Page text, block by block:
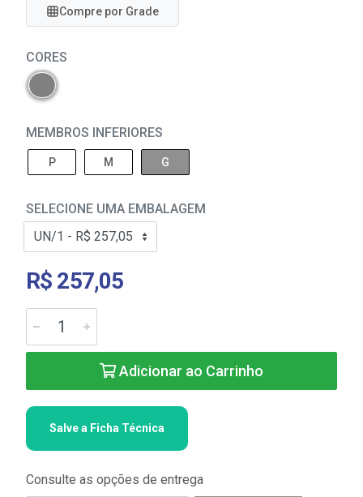
Compre por Grade
CORES
MEMBROS INFERIORES
P M G
SELECIONE UMA EMBALAGEM
R$ 257,05
Adicionar ao Carrinho
Salve a Ficha Técnica
Consulte as opções de entrega